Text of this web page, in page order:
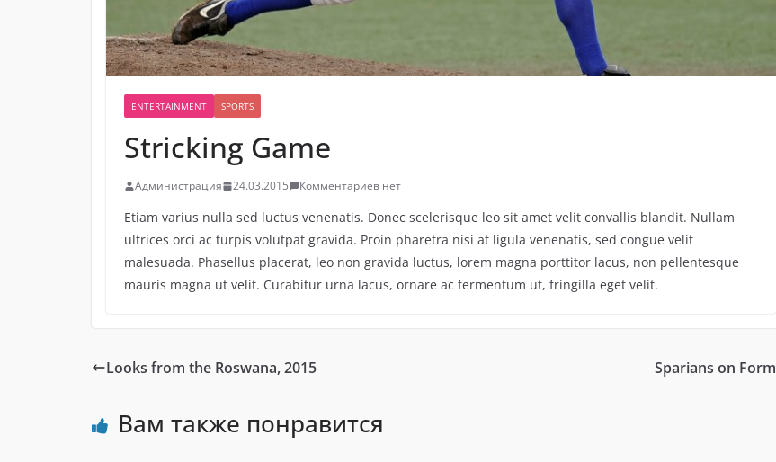
ENTERTAINMENT SPORTS
Stricking Game
Администрация 24.03.2015 Комментариев нет
Etiam varius nulla sed luctus venenatis. Donec scelerisque leo sit amet velit convallis blandit. Nullam
ultrices orci ac turpis volutpat gravida. Proin pharetra nisi at ligula venenatis, sed congue velit
malesuada. Phasellus placerat, leo non gravida luctus, lorem magna porttitor lacus, non pellentesque
mauris magna ut velit. Curabitur urna lacus, ornare ac fermentum ut, fringilla eget velit.
Looks from the Roswana, 2015 Sparians on Form
Вам также понравится